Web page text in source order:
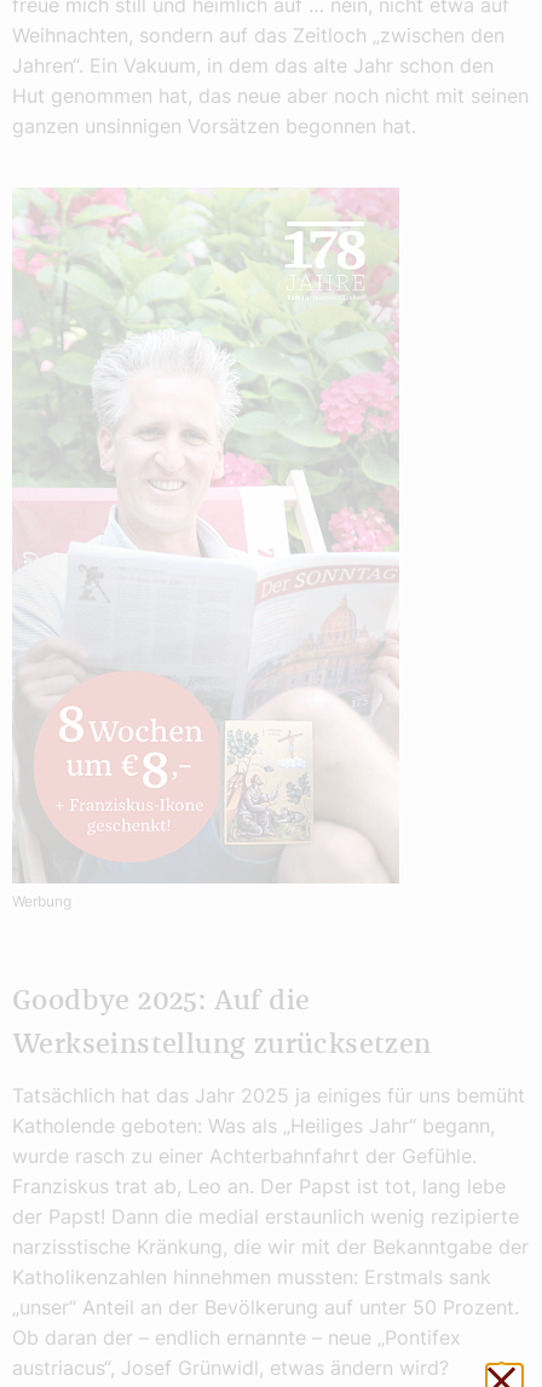
freue mich still und heimlich auf … nein, nicht etwa auf
Weihnachten, sondern auf das Zeitloch „zwischen den
Jahren“. Ein Vakuum, in dem das alte Jahr schon den
Hut genommen hat, das neue aber noch nicht mit seinen
ganzen unsinnigen Vorsätzen begonnen hat.
Werbung
Goodbye 2025: Auf die
Werkseinstellung zurücksetzen
Tatsächlich hat das Jahr 2025 ja einiges für uns bemüht
Katholende geboten: Was als „Heiliges Jahr“ begann,
wurde rasch zu einer Achterbahnfahrt der Gefühle.
Franziskus trat ab, Leo an. Der Papst ist tot, lang lebe
der Papst! Dann die medial erstaunlich wenig rezipierte
narzisstische Kränkung, die wir mit der Bekanntgabe der
Katholikenzahlen hinnehmen mussten: Erstmals sank
„unser“ Anteil an der Bevölkerung auf unter 50 Prozent.
Ob daran der – endlich ernannte – neue „Pontifex
austriacus“, Josef Grünwidl, etwas ändern wird?